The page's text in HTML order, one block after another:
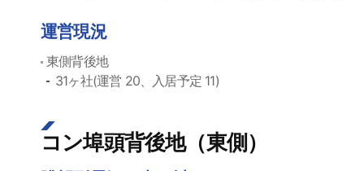
運営現況
東側背後地
31ヶ社(運営 20、入居予定 11)
コン埠頭背後地（東側）